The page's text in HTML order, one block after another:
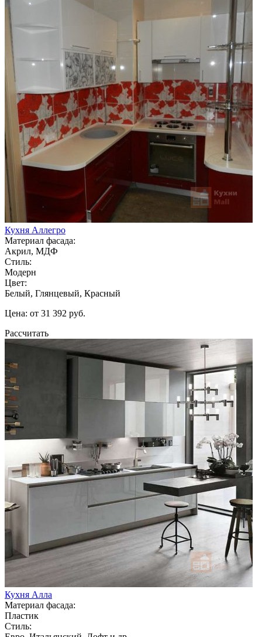
Кухня Аллегро
Материал фасада:
Акрил, МДФ
Стиль:
Модерн
Цвет:
Белый, Глянцевый, Красный
Цена: от 31 392 руб.
Рассчитать
Кухня Алла
Материал фасада:
Пластик
Стиль: